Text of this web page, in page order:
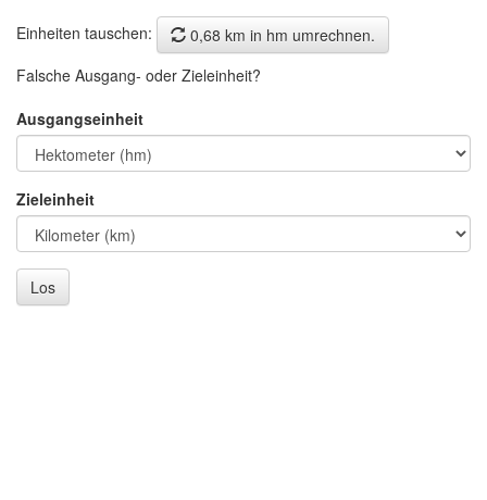
Einheiten tauschen:
0,68 km in hm umrechnen.
Falsche Ausgang- oder Zieleinheit?
Ausgangseinheit
Zieleinheit
Los